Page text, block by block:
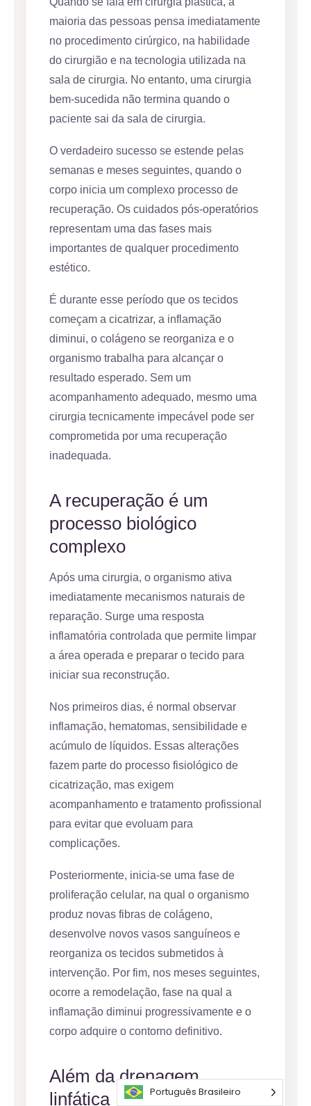
maioria das pessoas pensa imediatamente
no procedimento cirúrgico, na habilidade
do cirurgião e na tecnologia utilizada na
sala de cirurgia. No entanto, uma cirurgia
bem-sucedida não termina quando o
paciente sai da sala de cirurgia.
O verdadeiro sucesso se estende pelas
semanas e meses seguintes, quando o
corpo inicia um complexo processo de
recuperação. Os cuidados pós-operatórios
representam uma das fases mais
importantes de qualquer procedimento
estético.
É durante esse período que os tecidos
começam a cicatrizar, a inflamação
diminui, o colágeno se reorganiza e o
organismo trabalha para alcançar o
resultado esperado. Sem um
acompanhamento adequado, mesmo uma
cirurgia tecnicamente impecável pode ser
comprometida por uma recuperação
inadequada.
A recuperação é um
processo biológico
complexo
Após uma cirurgia, o organismo ativa
imediatamente mecanismos naturais de
reparação. Surge uma resposta
inflamatória controlada que permite limpar
a área operada e preparar o tecido para
iniciar sua reconstrução.
Nos primeiros dias, é normal observar
inflamação, hematomas, sensibilidade e
acúmulo de líquidos. Essas alterações
fazem parte do processo fisiológico de
cicatrização, mas exigem
acompanhamento e tratamento profissional
para evitar que evoluam para
complicações.
Posteriormente, inicia-se uma fase de
proliferação celular, na qual o organismo
produz novas fibras de colágeno,
desenvolve novos vasos sanguíneos e
reorganiza os tecidos submetidos à
intervenção. Por fim, nos meses seguintes,
ocorre a remodelação, fase na qual a
inflamação diminui progressivamente e o
corpo adquire o contorno definitivo.
Além da drenagem
linfática
Português Brasileiro